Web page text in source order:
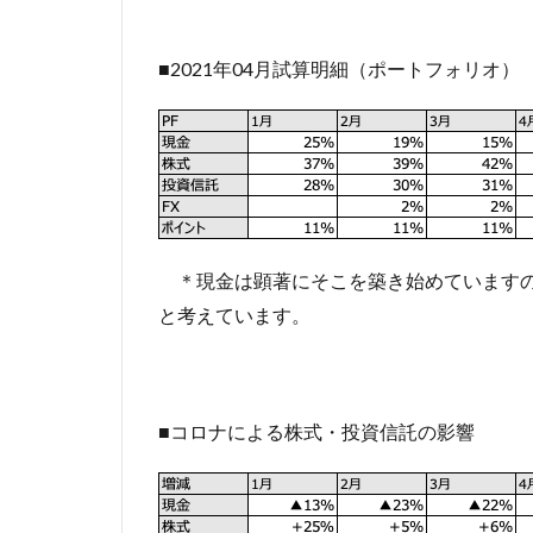
■2021年04月試算明細（ポートフォリオ）
＊現金は顕著にそこを築き始めています
と考えています。
■コロナによる株式・投資信託の影響